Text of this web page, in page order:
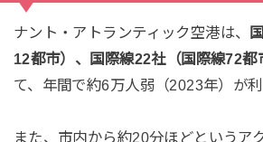
ナント・アトランティック空港は、
12都市）、国際線22社（国際線72都
て、年間で約6万人弱（2023年）が利
また、市内から約20分ほどというア